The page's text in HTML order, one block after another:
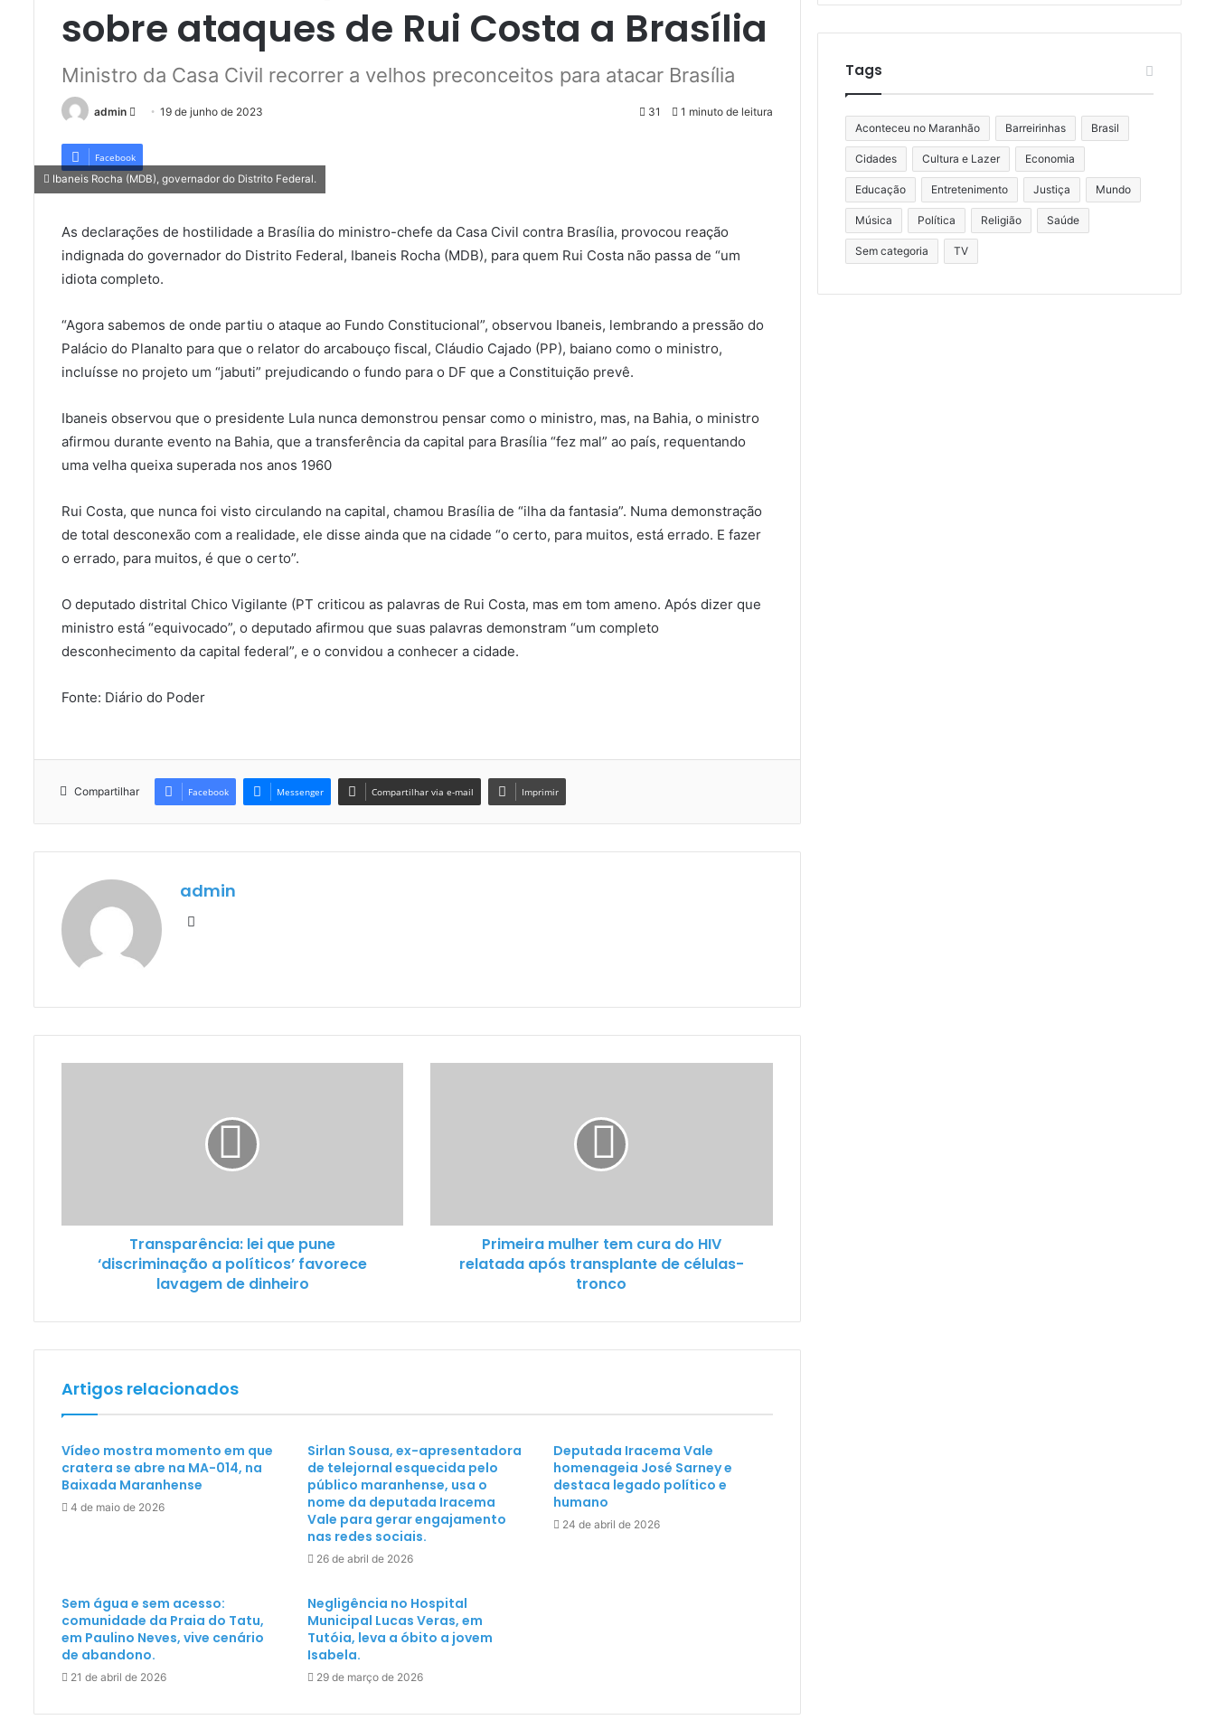
sobre ataques de Rui Costa a Brasília
Ministro da Casa Civil recorrer a velhos preconceitos para atacar Brasília
admin
Mande
e-
mail
19 de junho de 2023 31 1 minuto de leitura
Facebook
Ibaneis Rocha (MDB), governador do Distrito Federal.
As declarações de hostilidade a Brasília do ministro-chefe da Casa Civil contra Brasília, provocou reação
indignada do governador do Distrito Federal, Ibaneis Rocha (MDB), para quem Rui Costa não passa de “um
idiota completo.
“Agora sabemos de onde partiu o ataque ao Fundo Constitucional”, observou Ibaneis, lembrando a pressão do
Palácio do Planalto para que o relator do arcabouço fiscal, Cláudio Cajado (PP), baiano como o ministro,
incluísse no projeto um “jabuti” prejudicando o fundo para o DF que a Constituição prevê.
Ibaneis observou que o presidente Lula nunca demonstrou pensar como o ministro, mas, na Bahia, o ministro
afirmou durante evento na Bahia, que a transferência da capital para Brasília “fez mal” ao país, requentando
uma velha queixa superada nos anos 1960
Rui Costa, que nunca foi visto circulando na capital, chamou Brasília de “ilha da fantasia”. Numa demonstração
de total desconexão com a realidade, ele disse ainda que na cidade “o certo, para muitos, está errado. E fazer
o errado, para muitos, é que o certo”.
O deputado distrital Chico Vigilante (PT criticou as palavras de Rui Costa, mas em tom ameno. Após dizer que
ministro está “equivocado”, o deputado afirmou que suas palavras demonstram “um completo
desconhecimento da capital federal”, e o convidou a conhecer a cidade.
Fonte: Diário do Poder
Compartilhar Facebook Messenger Compartilhar via e-mail Imprimir
admin
Website
Transparência: lei que pune
‘discriminação a políticos’ favorece
lavagem de dinheiro
Primeira mulher tem cura do HIV
relatada após transplante de células-
tronco
Artigos relacionados
Vídeo mostra momento em que
cratera se abre na MA-014, na
Baixada Maranhense
4 de maio de 2026
Sirlan Sousa, ex-apresentadora
de telejornal esquecida pelo
público maranhense, usa o
nome da deputada Iracema
Vale para gerar engajamento
nas redes sociais.
26 de abril de 2026
Deputada Iracema Vale
homenageia José Sarney e
destaca legado político e
humano
24 de abril de 2026
Sem água e sem acesso:
comunidade da Praia do Tatu,
em Paulino Neves, vive cenário
de abandono.
21 de abril de 2026
Negligência no Hospital
Municipal Lucas Veras, em
Tutóia, leva a óbito a jovem
Isabela.
29 de março de 2026
Tags
Aconteceu no Maranhão Barreirinhas Brasil
Cidades Cultura e Lazer Economia
Educação Entretenimento Justiça Mundo
Música Política Religião Saúde
Sem categoria TV